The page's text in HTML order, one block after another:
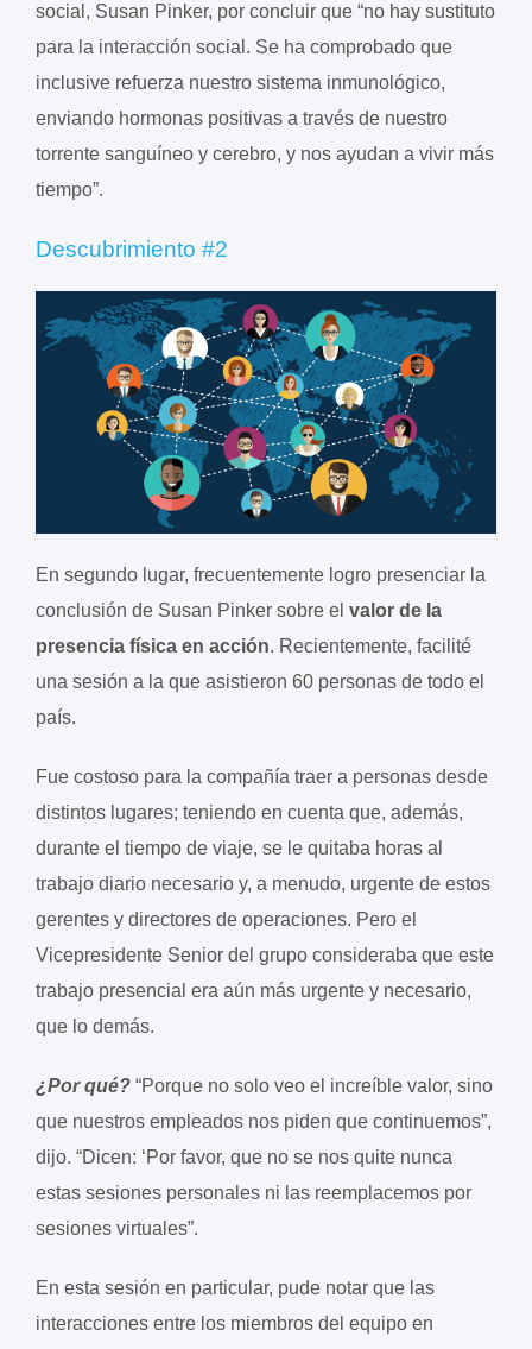
social, Susan Pinker, por concluir que “no hay sustituto
para la interacción social. Se ha comprobado que
inclusive refuerza nuestro sistema inmunológico,
enviando hormonas positivas a través de nuestro
torrente sanguíneo y cerebro, y nos ayudan a vivir más
tiempo”.
Descubrimiento #2
En segundo lugar, frecuentemente logro presenciar la
conclusión de Susan Pinker sobre el valor de la
presencia física en acción. Recientemente, facilité
una sesión a la que asistieron 60 personas de todo el
país.
Fue costoso para la compañía traer a personas desde
distintos lugares; teniendo en cuenta que, además,
durante el tiempo de viaje, se le quitaba horas al
trabajo diario necesario y, a menudo, urgente de estos
gerentes y directores de operaciones. Pero el
Vicepresidente Senior del grupo consideraba que este
trabajo presencial era aún más urgente y necesario,
que lo demás.
¿Por qué? “Porque no solo veo el increíble valor, sino
que nuestros empleados nos piden que continuemos”,
dijo. “Dicen: ‘Por favor, que no se nos quite nunca
estas sesiones personales ni las reemplacemos por
sesiones virtuales”.
En esta sesión en particular, pude notar que las
interacciones entre los miembros del equipo en